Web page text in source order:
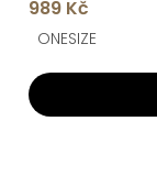
989 Kč
ONESIZE